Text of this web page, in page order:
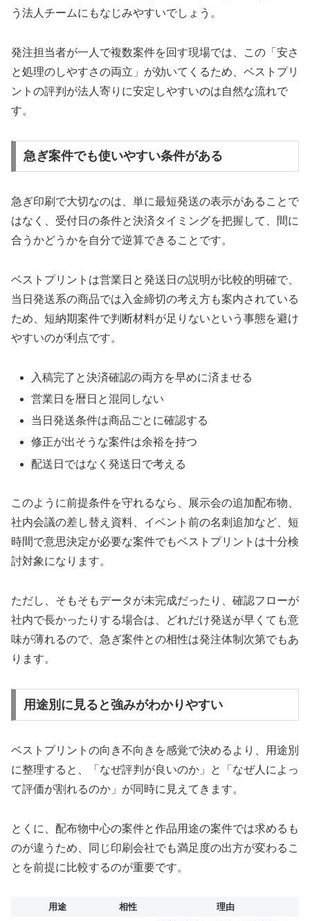
う法人チームにもなじみやすいでしょう。
発注担当者が一人で複数案件を回す現場では、この「安さ
と処理のしやすさの両立」が効いてくるため、ベストプリ
ントの評判が法人寄りに安定しやすいのは自然な流れで
す。
急ぎ案件でも使いやすい条件がある
急ぎ印刷で大切なのは、単に最短発送の表示があることで
はなく、受付日の条件と決済タイミングを把握して、間に
合うかどうかを自分で逆算できることです。
ベストプリントは営業日と発送日の説明が比較的明確で、
当日発送系の商品では入金締切の考え方も案内されている
ため、短納期案件で判断材料が足りないという事態を避け
やすいのが利点です。
入稿完了と決済確認の両方を早めに済ませる
営業日を暦日と混同しない
当日発送条件は商品ごとに確認する
修正が出そうな案件は余裕を持つ
配送日ではなく発送日で考える
このように前提条件を守れるなら、展示会の追加配布物、
社内会議の差し替え資料、イベント前の名刺追加など、短
時間で意思決定が必要な案件でもベストプリントは十分検
討対象になります。
ただし、そもそもデータが未完成だったり、確認フローが
社内で長かったりする場合は、どれだけ発送が早くても意
味が薄れるので、急ぎ案件との相性は発注体制次第でもあ
ります。
用途別に見ると強みがわかりやすい
ベストプリントの向き不向きを感覚で決めるより、用途別
に整理すると、「なぜ評判が良いのか」と「なぜ人によっ
て評価が割れるのか」が同時に見えてきます。
とくに、配布物中心の案件と作品用途の案件では求めるも
のが違うため、同じ印刷会社でも満足度の出方が変わるこ
とを前提に比較するのが重要です。
用途 相性 理由